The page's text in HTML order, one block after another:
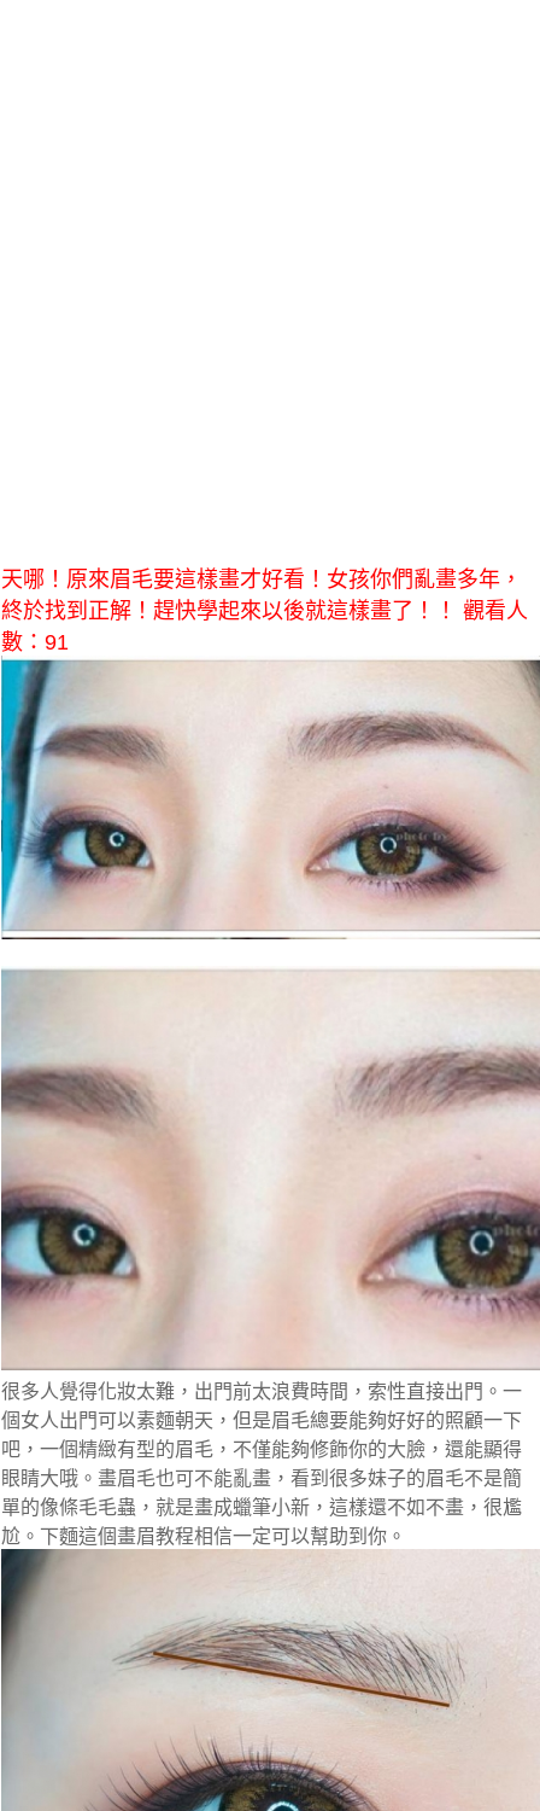
天哪！原來眉毛要這樣畫才好看！女孩你們亂畫多年，
終於找到正解！趕快學起來以後就這樣畫了！！ 觀看人
數：91
很多人覺得化妝太難，出門前太浪費時間，索性直接出門。一
個女人出門可以素麵朝天，但是眉毛總要能夠好好的照顧一下
吧，一個精緻有型的眉毛，不僅能夠修飾你的大臉，還能顯得
眼睛大哦。畫眉毛也可不能亂畫，看到很多妹子的眉毛不是簡
單的像條毛毛蟲，就是畫成蠟筆小新，這樣還不如不畫，很尷
尬。下麵這個畫眉教程相信一定可以幫助到你。